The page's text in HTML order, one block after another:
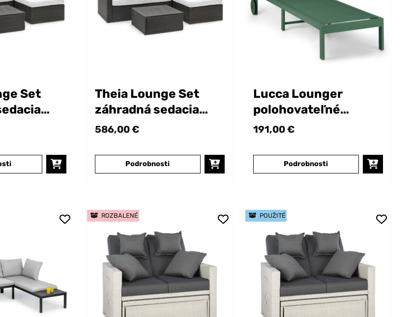
Set
Theia Lounge Set
záhradná sedacia
súprava z polyratanu
586,00 €
Podrobnosti
Lucca Lounger
polohovateľné
záhradné lehátko
191,00 €
Podrobnosti
ROZBALENÉ POUŽITÉ